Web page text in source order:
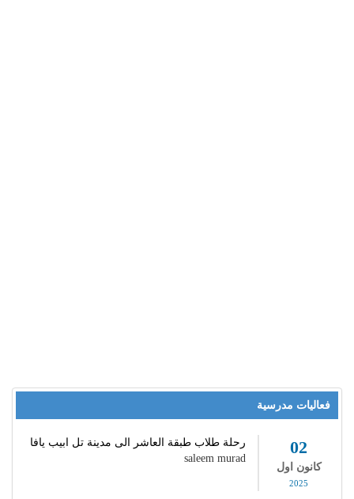
فعاليات مدرسية
02
كانون اول
2025
رحلة طلاب طبقة العاشر الى مدينة تل ابيب يافا
saleem murad